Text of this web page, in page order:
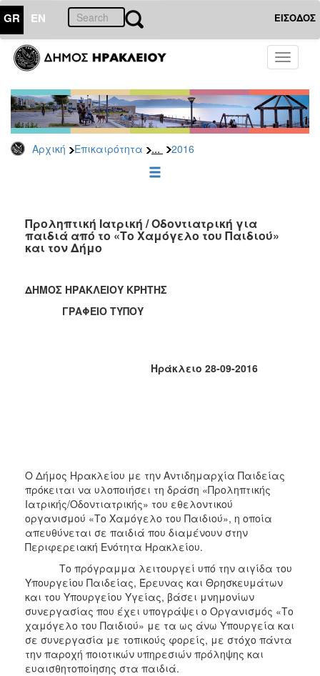
GR EN ΕΙΣΟΔΟΣ
Toggle
Αρχική Επικαιρότητα ... 2016
ΕΠΙΚΑΙΡΟΤΗΤΑ
Τύπου
Αρχείο
2026
2025
2022
2021
2019
2018
2006
ΔΗΜΟΤΗΣ
ΕΠΙΣΚΕΠΤΗΣ
ΗΡΑΚΛΕΙΟ
Προληπτική Ιατρική / Οδοντιατρική για
παιδιά από το «Το Χαμόγελο του Παιδιού»
και τον Δήμο
ΔΗΜΟΣ ΗΡΑΚΛΕΙΟΥ ΚΡΗΤΗΣ
ΓΡΑΦΕΙΟ ΤΥΠΟΥ
Ηράκλειο 28-09-2016
Ο Δήμος Ηρακλείου με την Αντιδημαρχία Παιδείας
πρόκειται να υλοποιήσει τη δράση «Προληπτικής
Ιατρικής/Οδοντιατρικής» του εθελοντικού
οργανισμού «Το Χαμόγελο του Παιδιού», η οποία
απευθύνεται σε παιδιά που διαμένουν στην
Περιφερειακή Ενότητα Ηρακλείου.
Το πρόγραμμα λειτουργεί υπό την αιγίδα του
Υπουργείου Παιδείας, Έρευνας και Θρησκευμάτων
και του Υπουργείου Υγείας, βάσει μνημονίων
συνεργασίας που έχει υπογράψει ο Οργανισμός «Το
χαμόγελο του Παιδιού» με τα ως άνω Υπουργεία και
σε συνεργασία με τοπικούς φορείς, με στόχο πάντα
την παροχή ποιοτικών υπηρεσιών πρόληψης και
ευαισθητοποίησης στα παιδιά.